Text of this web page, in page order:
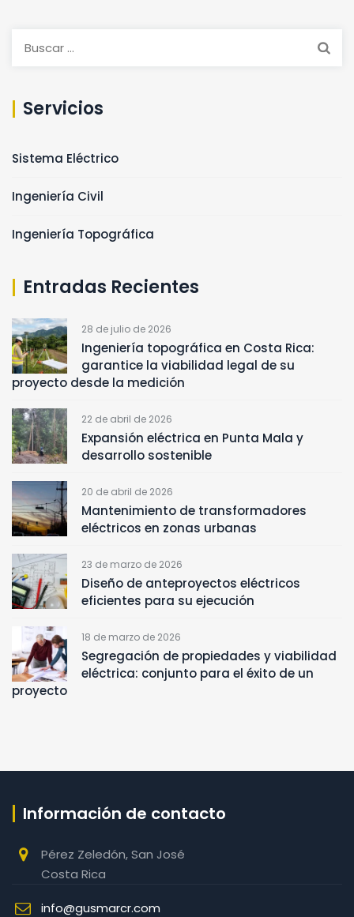
Servicios
Sistema Eléctrico
Ingeniería Civil
Ingeniería Topográfica
Entradas Recientes
28 de julio de 2026
Ingeniería topográfica en Costa Rica:
garantice la viabilidad legal de su
proyecto desde la medición
22 de abril de 2026
Expansión eléctrica en Punta Mala y
desarrollo sostenible
20 de abril de 2026
Mantenimiento de transformadores
eléctricos en zonas urbanas
23 de marzo de 2026
Diseño de anteproyectos eléctricos
eficientes para su ejecución
18 de marzo de 2026
Segregación de propiedades y viabilidad
eléctrica: conjunto para el éxito de un
proyecto
Información de contacto
Pérez Zeledón, San José
Costa Rica
info@gusmarcr.com